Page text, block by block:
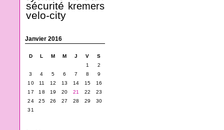
sécurité kremers
velo-city
Janvier 2016
D L M M J V
S
1
2
3
4 5 6 7 8
9
10
11 12 13 14 15
16
17
18 19 20 21 22
23
24
25 26 27 28 29
30
31